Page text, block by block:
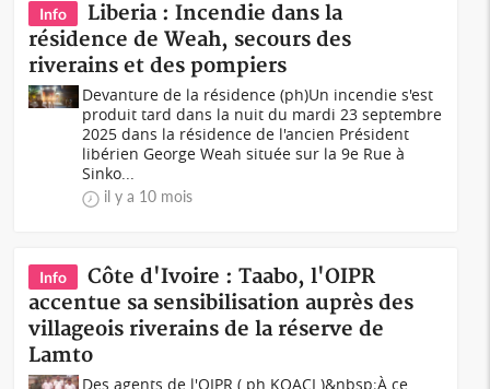
Info
Liberia : Incendie dans la
résidence de Weah, secours des
riverains et des pompiers
Devanture de la résidence (ph)Un incendie s'est
produit tard dans la nuit du mardi 23 septembre
2025 dans la résidence de l'ancien Président
libérien George Weah située sur la 9e Rue à
Sinko...
il y a 10 mois
Info
Côte d'Ivoire : Taabo, l'OIPR
accentue sa sensibilisation auprès des
villageois riverains de la réserve de
Lamto
Des agents de l'OIPR (.ph KOACI.)&nbsp;À ce